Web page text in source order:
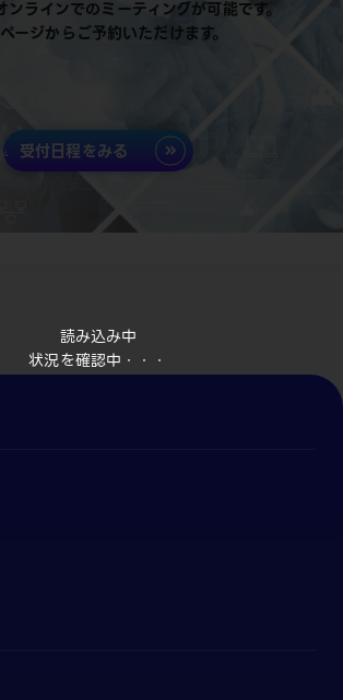
読み込み中
状況を確認中・・・
ラインでのミーティングが可能です。
ージからご予約いただけます。
受付日程をみる